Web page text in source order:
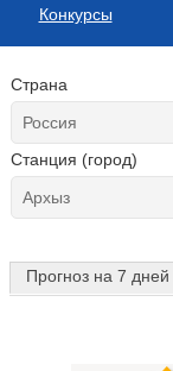
Конкурсы
Страна
Станция (город)
Прогноз на 7 дней